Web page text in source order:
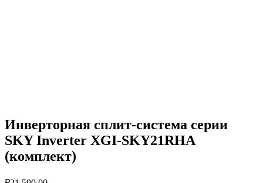
Инверторная сплит-система серии
SKY Inverter XGI-SKY21RHA
(комплект)